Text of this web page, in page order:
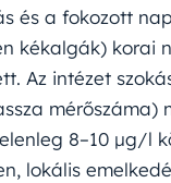
és a fokozott
kékalgák) korai
Az intézet
8–10 µg/l
lokális